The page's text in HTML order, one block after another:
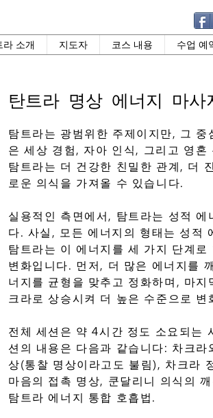
라 소개 지도자 코스 내용 수업 예
탄트라 명상 에너지 마사
탐트라는 광범위한 주제이지만, 그 중
은 세상 경험, 자아 인식, 그리고 영혼
탐트라는 더 건강한 친밀한 관계, 더
로운 의식을 가져올 수 있습니다.
실용적인 측면에서, 탐트라는 성적 에
다. 사실, 모든 에너지의 형태는 성적
탐트라는 이 에너지를 세 가지 단계
변화입니다. 먼저, 더 많은 에너지를
너지를 균형을 맞추고 정화하며, 마
크라로 상승시켜 더 높은 수준으로 변
전체 세션은 약 4시간 정도 소요되는
션의 내용은 다음과 같습니다: 차크
상(통찰 명상이라고도 불림), 차크라
마음의 접촉 명상, 쿤달리니 의식의
탐트라 에너지 통합 호흡법.